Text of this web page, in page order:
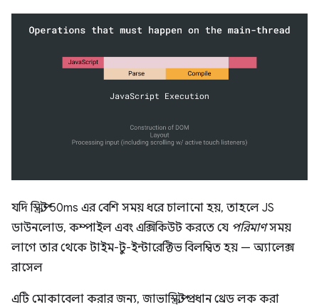
যদি স্ক্রিপ্ট 50ms এর বেশি সময় ধরে চালানো হয়, তাহলে JS
ডাউনলোড, কম্পাইল এবং এক্সিকিউট করতে যে পরিমাণসময়
লাগে তার থেকে টাইম-টু-ইন্টারেক্টিভ বিলম্বিত হয় — অ্যালেক্স
রাসেল
এটি মোকাবেলা করার জন্য, জাভাস্ক্রিপ্ট প্রধান থ্রেড লক করা